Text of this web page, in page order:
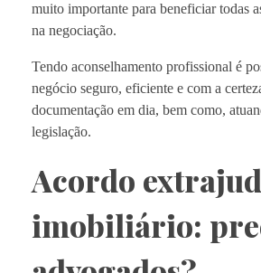
muito importante para beneficiar todas
na negociação.
Tendo aconselhamento profissional é
negócio seguro, eficiente e com a
documentação em dia, bem como,
legislação.
Acordo
imobiliário: